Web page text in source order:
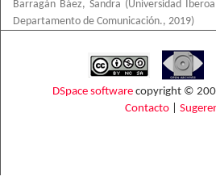
Barragán Báez, Sandra (Universidad
Departamento de Comunicación., 2019)
DSpace software copyright ©
Contacto|